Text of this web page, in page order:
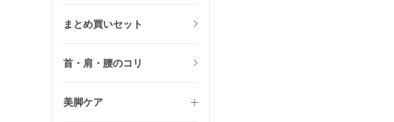
まとめ買いセット
首・肩・腰のコリ
美脚ケア